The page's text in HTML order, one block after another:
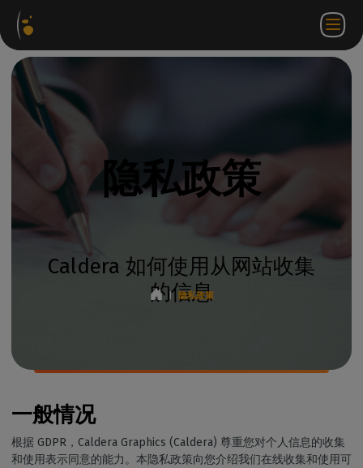
ZH
隐私政策
Caldera 如何使用从网站收集
的信息
| 隐私政策
一般情况
根据 GDPR，Caldera Graphics (Caldera) 尊重您对个人信息的收集
和使用表示同意的能力。本隐私政策向您介绍我们在线收集和使用可